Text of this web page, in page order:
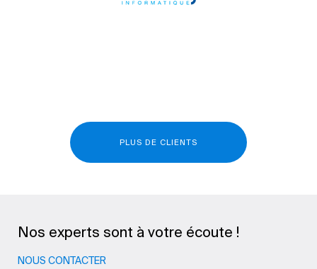
PLUS DE CLIENTS
Nos experts sont à votre écoute !
NOUS CONTACTER